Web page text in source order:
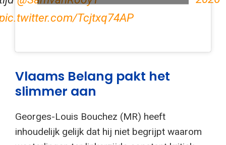
Tcjtxq74AP
Vlaams Belang pakt het
slimmer aan
Georges-Louis Bouchez (MR) heeft
inhoudelijk gelijk dat hij niet begrijpt waarom